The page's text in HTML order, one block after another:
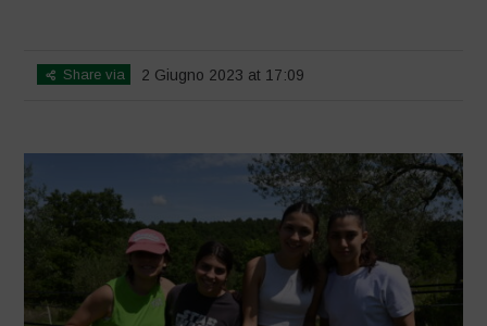
Share via 2 Giugno 2023 at 17:09